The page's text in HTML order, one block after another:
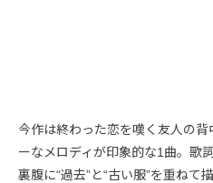
今作は終わった恋を嘆く友人の
ーなメロディが印象的な1曲。歌
裏腹に“過去”と“古い服”を重ねて